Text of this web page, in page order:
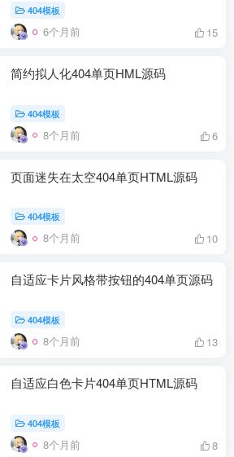
404模板
6个月前 15
简约拟人化404单页HML源码
404模板
8个月前 6
页面迷失在太空404单页HTML源码
404模板
8个月前 10
自适应卡片风格带按钮的404单页源码
404模板
8个月前 13
自适应白色卡片404单页HTML源码
404模板
8个月前 8